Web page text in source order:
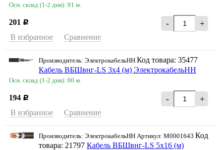
Осн. склад (1-2 дня): 91 м.
201 Р - +
В избранное Сравнение
Производитель: ЭлектрокабельНН Код товара: 35477
Кабель ВБШвнг-LS 3х4 (м) ЭлектрокабельНН
Осн. склад (1-2 дня): 80 м.
194 Р - +
В избранное Сравнение
Производитель: ЭлектрокабельНН Артикул: M0001643 Код
товара: 21797 Кабель ВБШвнг-LS 5х16 (м)